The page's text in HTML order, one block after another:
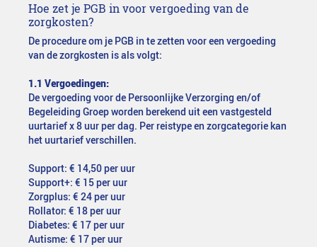
Hoe zet je PGB in voor vergoeding van de
zorgkosten?
De procedure om je PGB in te zetten voor een vergoeding
van de zorgkosten is als volgt:
1.1 Vergoedingen:
De vergoeding voor de Persoonlijke Verzorging en/of
Begeleiding Groep worden berekend uit een vastgesteld
uurtarief x 8 uur per dag. Per reistype en zorgcategorie kan
het uurtarief verschillen.
Support: € 14,50 per uur
Support+: € 15 per uur
Zorgplus: € 24 per uur
Rollator: € 18 per uur
Diabetes: € 17 per uur
Autisme: € 17 per uur